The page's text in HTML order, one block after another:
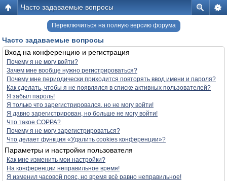
Часто задаваемые вопросы
Переключиться на полную версию форума
Часто задаваемые вопросы
Вход на конференцию и регистрация
Почему я не могу войти?
Зачем мне вообще нужно регистрироваться?
Почему мне периодически приходится повторять ввод имени и пароля?
Как сделать, чтобы я не появлялся в списке активных пользователей?
Я забыл пароль!
Я только что зарегистрировался, но не могу войти!
Я давно зарегистрирован, но больше не могу войти!
Что такое COPPA?
Почему я не могу зарегистрироваться?
Что делает функция «Удалить cookies конференции»?
Параметры и настройки пользователя
Как мне изменить мои настройки?
На конференции неправильное время!
Я изменил часовой пояс, но время всё равно неправильное!